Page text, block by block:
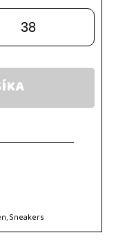
38
,Sneakers